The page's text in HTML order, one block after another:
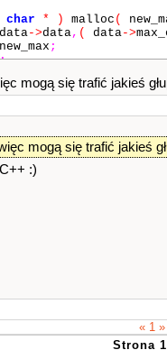
char * ) malloc (
->data, ( data->
;
;
);
>dest->max_strlength)
)
*src->
mogą się trafić jakieś
mogą się trafić jakieś
:)
« 1 »
Strona